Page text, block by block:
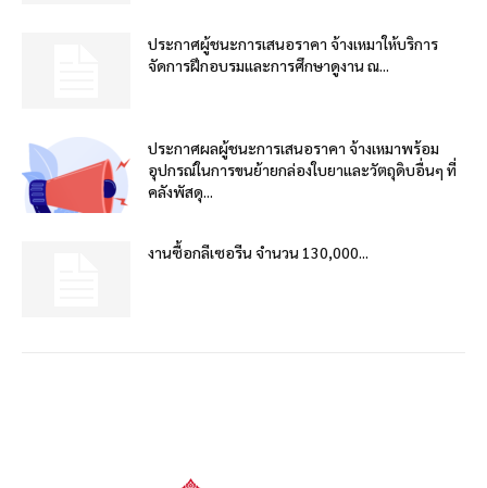
ประกาศผู้ชนะการเสนอราคา จ้างเหมาให้บริการ
จัดการฝึกอบรมและการศึกษาดูงาน ณ...
ประกาศผลผู้ชนะการเสนอราคา จ้างเหมาพร้อม
อุปกรณ์ในการขนย้ายกล่องใบยาและวัตถุดิบอื่นๆ ที่
คลังพัสดุ...
งานซื้อกลีเซอรีน จำนวน 130,000...